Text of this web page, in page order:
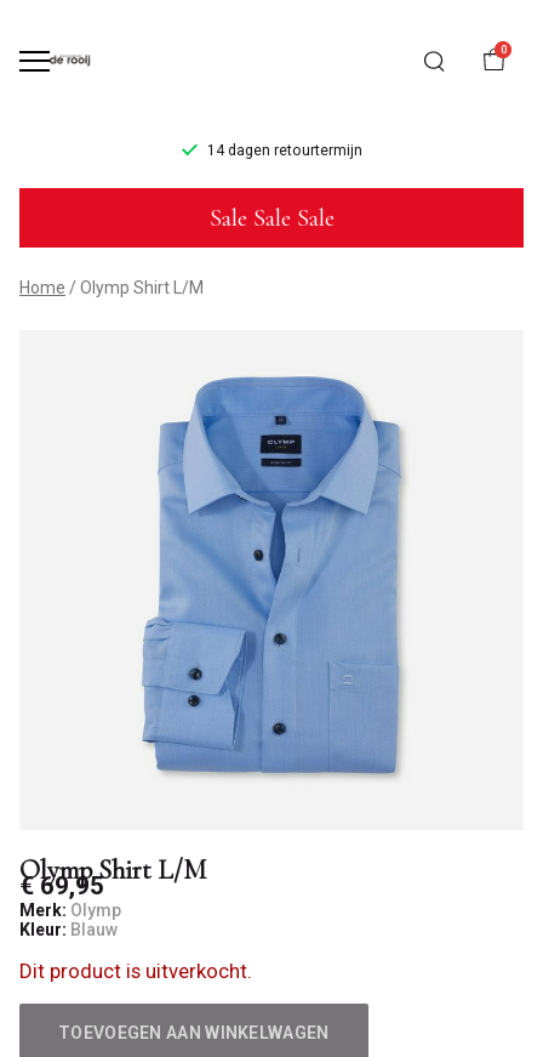
0
14 dagen retourtermijn
Olymp
Shirt
L/M
Mannenmode
Sale Sale Sale
Home Olymp Shirt L/M
Olymp Shirt L/M
€ 69,95
Merk: Olymp
Kleur: Blauw
Dit product is uitverkocht.
TOEVOEGEN AAN WINKELWAGEN